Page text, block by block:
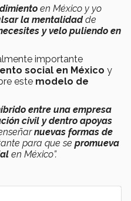
en México y yo
la mentalidadde
y velo puliendo en
importante
social en México y
este modelo de
entre una empresa
civil y dentro apoyas
nuevas formas de
para que se promueva
en México”.